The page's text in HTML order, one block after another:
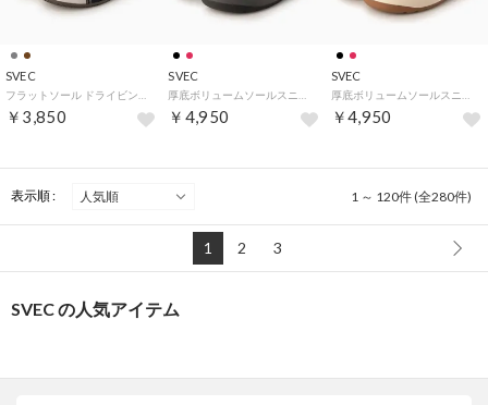
SVEC
￥3,850
SVEC
￥4,950
SVEC
￥4,950
表示順 : 1 ～ 120件 (全280件)
1 2 3
SVEC の人気アイテム